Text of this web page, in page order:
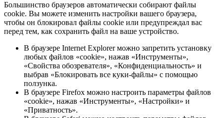
Большинство браузеров автоматически собирают файлы
cookie. Вы можете изменить настройки вашего браузера,
чтобы он блокировал файлы cookie или предупреждал вас
перед тем, как сохранить файл на ваше устройство.
В браузере Internet Explorer можно запретить установку
любых файлов «cookie», нажав «Инструменты»,
«Свойства обозревателя», «Конфиденциальность» и
выбрав «Блокировать все куки-файлы» с помощью
ползунка.
В браузере Firefox можно настроить параметры файлов
«cookie», нажав «Инструменты», «Настройки» и
«Приватность».